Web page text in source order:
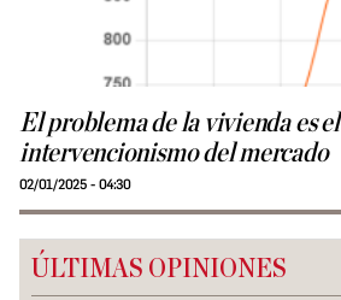
El problema de la vivienda es el
intervencionismo del mercado
02/01/2025 - 04:30
ÚLTIMAS OPINIONES